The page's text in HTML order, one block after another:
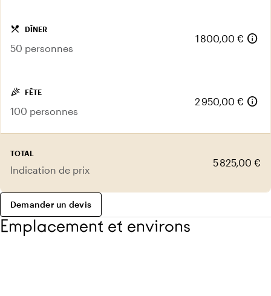
local_dining DÎNER
50 personnes
1 800,00 € info
celebration FÊTE
100 personnes
2 950,00 € info
TOTAL
Indication de prix
5 825,00 €
Demander un devis
Emplacement et environs